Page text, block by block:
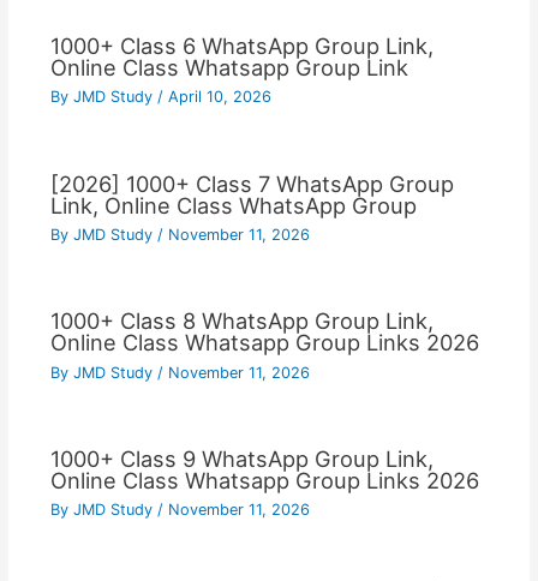
1000+ Class 6 WhatsApp Group Link,
Online Class Whatsapp Group Link
By JMD Study / April 10, 2026
[2026] 1000+ Class 7 WhatsApp Group
Link, Online Class WhatsApp Group
By JMD Study / November 11, 2026
1000+ Class 8 WhatsApp Group Link,
Online Class Whatsapp Group Links 2026
By JMD Study / November 11, 2026
1000+ Class 9 WhatsApp Group Link,
Online Class Whatsapp Group Links 2026
By JMD Study / November 11, 2026